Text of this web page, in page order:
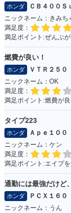
ホンダ
ＣＢ４００
ニックネーム：きみち
満足度：
満足ポイント:ぜんぶが
燃費が良い！
ホンダ
ＶＴＲ２５０
ニックネーム：OK
満足度：
満足ポイント:燃費が
タイプ223
ホンダ
Ａｐｅ１００
ニックネーム：ケン
満足度：
満足ポイント:エイプ
通勤には最強だけど
ホンダ
ＰＣＸ１６０
ニックネーム：うん